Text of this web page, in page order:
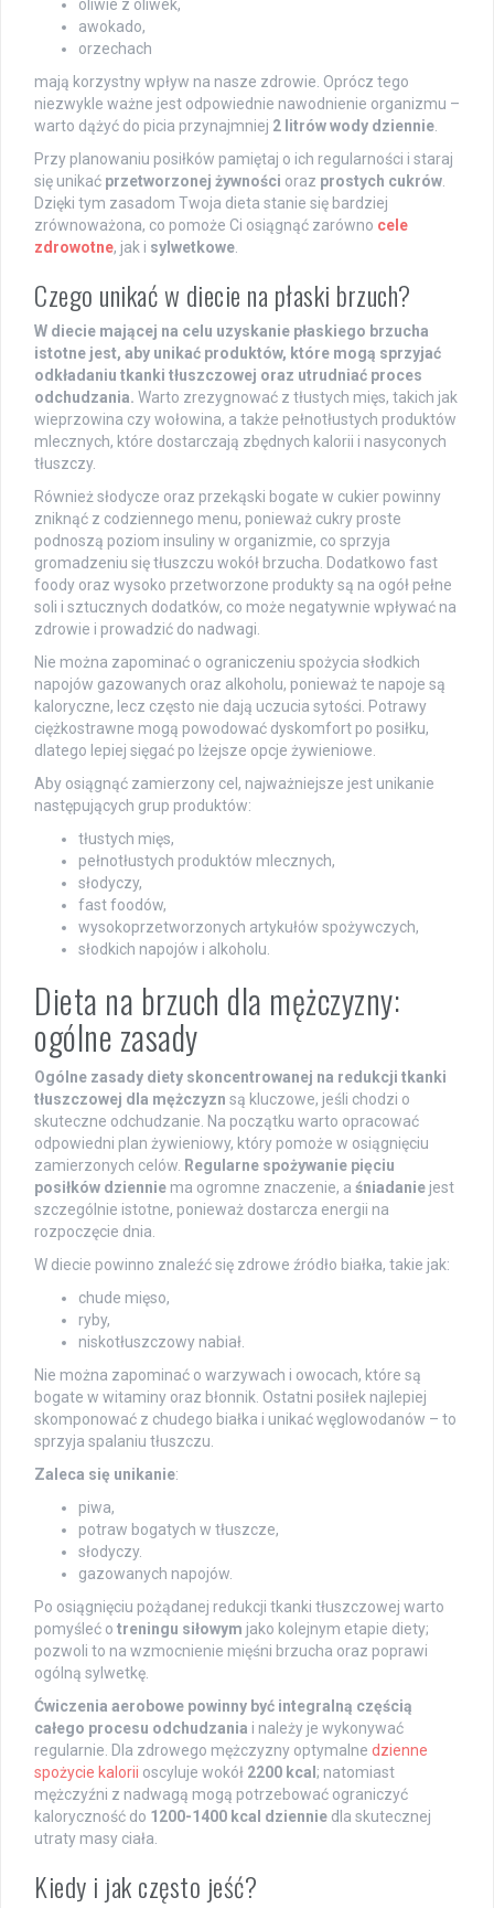
oliwie z oliwek,
awokado,
orzechach
mają korzystny wpływ na nasze zdrowie. Oprócz tego
niezwykle ważne jest odpowiednie nawodnienie organizmu –
warto dążyć do picia przynajmniej 2 litrów wody dziennie
Przy planowaniu posiłków pamiętaj o ich regularności i staraj
się unikać przetworzonej żywności oraz prostych cukrów
Dzięki tym zasadom Twoja dieta stanie się bardziej
zrównoważona, co pomoże Ci osiągnąć zarówno cele
zdrowotne, jak i sylwetkowe
Czego unikać w diecie na płaski brzuch?
W diecie mającej na celu uzyskanie płaskiego brzucha
istotne jest, aby unikać produktów, które mogą sprzyjać
odkładaniu tkanki tłuszczowej oraz utrudniać proces
odchudzania. Warto zrezygnować z tłustych mięs, takich jak
wieprzowina czy wołowina, a także pełnotłustych produktów
mlecznych, które dostarczają zbędnych kalorii i nasyconych
tłuszczy.
Również słodycze oraz przekąski bogate w cukier powinny
zniknąć z codziennego menu, ponieważ cukry proste
podnoszą poziom insuliny w organizmie, co sprzyja
gromadzeniu się tłuszczu wokół brzucha. Dodatkowo fast
foody oraz wysoko przetworzone produkty są na ogół pełne
soli i sztucznych dodatków, co może negatywnie wpływać na
zdrowie i prowadzić do nadwagi.
Nie można zapominać o ograniczeniu spożycia słodkich
napojów gazowanych oraz alkoholu, ponieważ te napoje są
kaloryczne, lecz często nie dają uczucia sytości. Potrawy
ciężkostrawne mogą powodować dyskomfort po posiłku,
dlatego lepiej sięgać po lżejsze opcje żywieniowe.
Aby osiągnąć zamierzony cel, najważniejsze jest unikanie
następujących grup produktów:
tłustych mięs,
pełnotłustych produktów mlecznych,
słodyczy,
fast foodów,
wysokoprzetworzonych artykułów spożywczych,
słodkich napojów i alkoholu.
Dieta na brzuch dla mężczyzny:
ogólne zasady
Ogólne zasady diety skoncentrowanej na redukcji tkanki
tłuszczowej dla mężczyzn są kluczowe, jeśli chodzi o
skuteczne odchudzanie. Na początku warto opracować
odpowiedni plan żywieniowy, który pomoże w osiągnięciu
zamierzonych celów. Regularne spożywanie pięciu
posiłków dziennie ma ogromne znaczenie, a śniadanie jest
szczególnie istotne, ponieważ dostarcza energii na
rozpoczęcie dnia.
W diecie powinno znaleźć się zdrowe źródło białka, takie jak:
chude mięso,
ryby,
niskotłuszczowy nabiał.
Nie można zapominać o warzywach i owocach, które są
bogate w witaminy oraz błonnik. Ostatni posiłek najlepiej
skomponować z chudego białka i unikać węglowodanów – to
sprzyja spalaniu tłuszczu.
Zaleca się unikanie:
piwa,
potraw bogatych w tłuszcze,
słodyczy.
gazowanych napojów.
Po osiągnięciu pożądanej redukcji tkanki tłuszczowej warto
pomyśleć o treningu siłowym jako kolejnym etapie diety;
pozwoli to na wzmocnienie mięśni brzucha oraz poprawi
ogólną sylwetkę.
Ćwiczenia aerobowe powinny być integralną częścią
całego procesu odchudzania i należy je wykonywać
regularnie. Dla zdrowego mężczyzny optymalne dzienne
spożycie kalorii oscyluje wokół 2200 kcal ; natomiast
mężczyźni z nadwagą mogą potrzebować ograniczyć
kaloryczność do 1200-1400 kcal dziennie dla skutecznej
utraty masy ciała.
Kiedy i jak często jeść?